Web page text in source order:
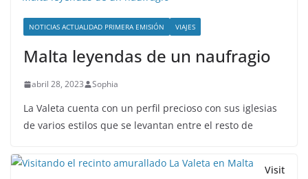
Malta leyendas de un naufragio
La Valeta cuenta con un perfil precioso con sus iglesias